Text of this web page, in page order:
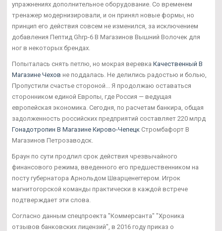
упражнениях дополнительное оборудование. Со временем
тренажер модернизировали, и он принял новые формы, но
принцип его действия совсем не изменился, за исключением
добавления Пептид Ghrp-6 В Магазинов Вышний Волочек для
ног в некоторых брендах.
Попыталась снять петлю, но мокрая веревка Качественный В
Магазине Чехов не поддалась. Не делились радостью и болью,
Пропустили счастье стороной... Я продолжаю оставаться
сторонником единой Европы, где Россия — ведущая
европейская экономика. Сегодня, по расчетам банкира, общая
задолженность российских предприятий составляет 220 млрд
Гонадотропин В Магазине Кирово-Чепецк Стромбафорт В
Магазинов Петрозаводск.
Браун по сути продлил срок действия чрезвычайного
финансового режима, введенного его предшественником на
посту губернатора Арнольдом Шварценеггером. Игрок
магнитогорской команды практически в каждой встрече
подтверждает эти слова.
Согласно данным спецпроекта "Коммерсанта" "Хроника
отзывов банковских лицензий", в 2016 году приказ о